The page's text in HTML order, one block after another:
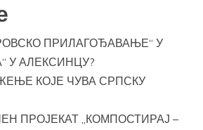
ПРИЛАГОЂАВАЊЕ“ У
У АЛЕКСИНЦУ?
КОЈЕ ЧУВА СРПСКУ
ПРОЈЕКАТ „КОМПОСТИРАЈ –